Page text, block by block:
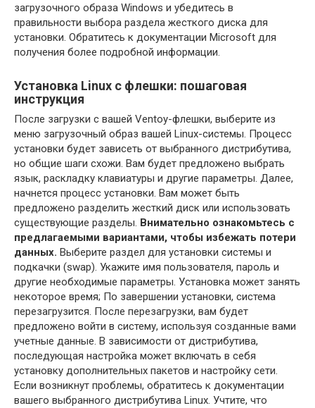
загрузочного образа Windows и убедитесь в
правильности выбора раздела жесткого диска для
установки. Обратитесь к документации Microsoft для
получения более подробной информации.
Установка Linux с флешки: пошаговая
инструкция
После загрузки с вашей Ventoy-флешки, выберите из
меню загрузочный образ вашей Linux-системы. Процесс
установки будет зависеть от выбранного дистрибутива,
но общие шаги схожи. Вам будет предложено выбрать
язык, раскладку клавиатуры и другие параметры. Далее,
начнется процесс установки. Вам может быть
предложено разделить жесткий диск или использовать
существующие разделы. Внимательно ознакомьтесь с
предлагаемыми вариантами, чтобы избежать потери
данных. Выберите раздел для установки системы и
подкачки (swap). Укажите имя пользователя, пароль и
другие необходимые параметры. Установка может занять
некоторое время; По завершении установки, система
перезагрузится. После перезагрузки, вам будет
предложено войти в систему, используя созданные вами
учетные данные. В зависимости от дистрибутива,
последующая настройка может включать в себя
установку дополнительных пакетов и настройку сети.
Если возникнут проблемы, обратитесь к документации
вашего выбранного дистрибутива Linux. Учтите, что